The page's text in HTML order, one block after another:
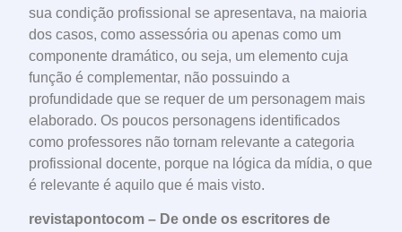
sua condição profissional se apresentava, na maioria
dos casos, como assessória ou apenas como um
componente dramático, ou seja, um elemento cuja
função é complementar, não possuindo a
profundidade que se requer de um personagem mais
elaborado. Os poucos personagens identificados
como professores não tornam relevante a categoria
profissional docente, porque na lógica da mídia, o que
é relevante é aquilo que é mais visto.
revistapontocom – De onde os escritores de